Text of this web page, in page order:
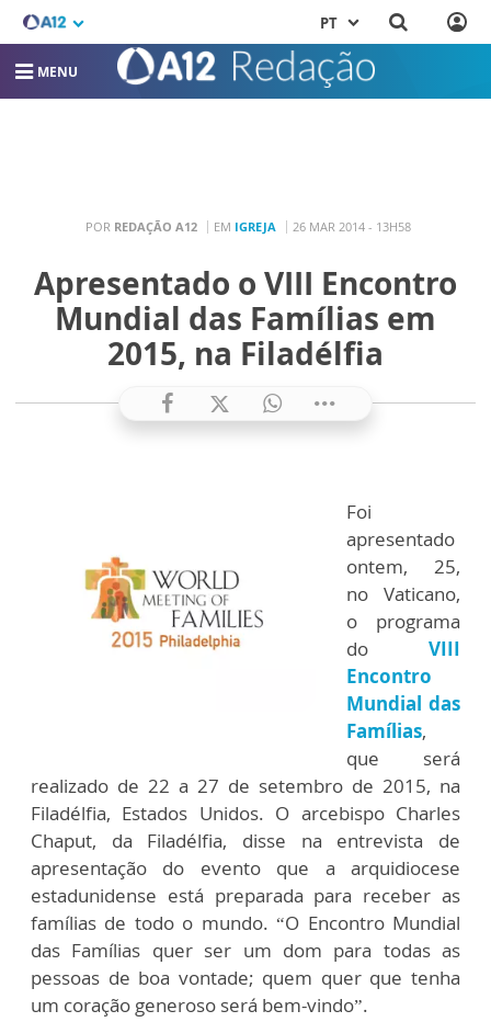
PT
MENU
POR REDAÇÃO A12 EM IGREJA 26 MAR 2014 - 13H58
Apresentado o VIII Encontro
Mundial das Famílias em
2015, na Filadélfia
Foi
apresentado
ontem, 25,
no Vaticano,
o programa
do VIII
Encontro
Mundial das
Famílias,
que será
realizado de 22 a 27 de setembro de 2015, na
Filadélfia, Estados Unidos. O arcebispo Charles
Chaput, da Filadélfia, disse na entrevista de
apresentação do evento que a arquidiocese
estadunidense está preparada para receber as
famílias de todo o mundo. “O Encontro Mundial
das Famílias quer ser um dom para todas as
pessoas de boa vontade; quem quer que tenha
um coração generoso será bem-vindo”.